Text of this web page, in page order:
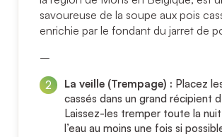
savoureuse de la soupe aux pois
enrichie par le fondant du jarret de
–
La veille (Trempage) : Placez
cassés dans un grand récipient
Laissez-les tremper toute la
l’eau au moins une fois si